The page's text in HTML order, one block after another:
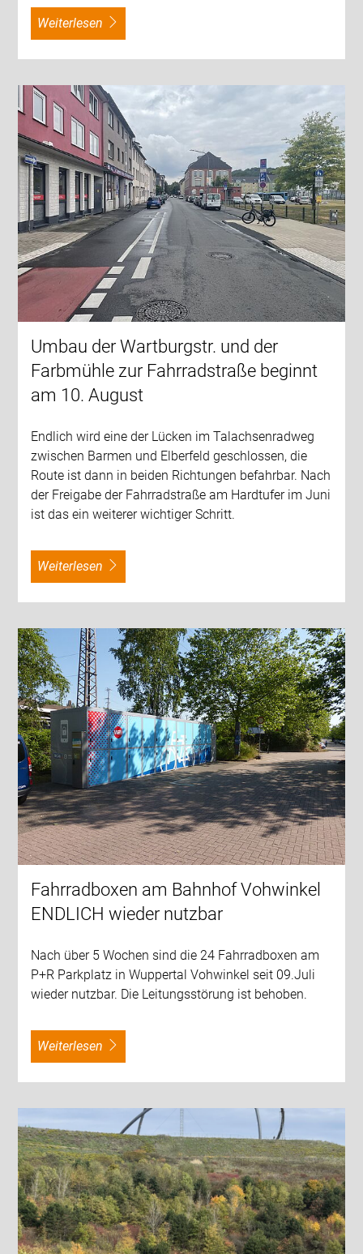
weiterlesen
Umbau der Wartburgstr. und der
Farbmühle zur Fahrradstraße beginnt
am 10. August
Endlich wird eine der Lücken im Talachsenradweg
zwischen Barmen und Elberfeld geschlossen, die
Route ist dann in beiden Richtungen befahrbar. Nach
der Freigabe der Fahrradstraße am Hardtufer im Juni
ist das ein weiterer wichtiger Schritt.
weiterlesen
Fahrradboxen am Bahnhof Vohwinkel
ENDLICH wieder nutzbar
Nach über 5 Wochen sind die 24 Fahrradboxen am
P+R Parkplatz in Wuppertal Vohwinkel seit 09.Juli
wieder nutzbar. Die Leitungsstörung ist behoben.
weiterlesen